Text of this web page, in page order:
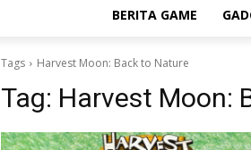
BERITA GAME
Tags Harvest Moon: Back to Nature
Tag: Harvest Moon: